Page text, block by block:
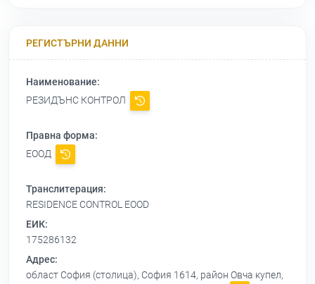
РЕГИСТЪРНИ ДАННИ
Наименование:
РЕЗИДЪНС КОНТРОЛ
Правна форма:
ЕООД
Транслитерация:
RESIDENCE CONTROL EOOD
ЕИК:
175286132
Адрес:
област София (столица), София 1614, район Овча купел,